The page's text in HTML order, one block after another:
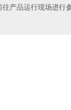
产品运行现场进行